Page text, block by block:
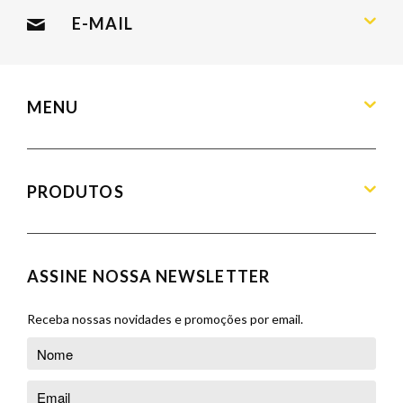
E-MAIL
MENU
Home
Blog
Orçamento
PRODUTOS
Aparadores
Cadeiras
Cristaleiras
Poltronas
ASSINE NOSSA NEWSLETTER
Receba nossas novidades e promoções por email.